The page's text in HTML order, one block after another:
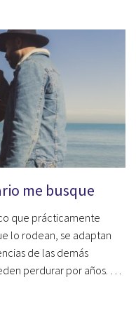
me busque
que prácticamente
lo rodean, se adaptan
de las demás
perdurar por años. …